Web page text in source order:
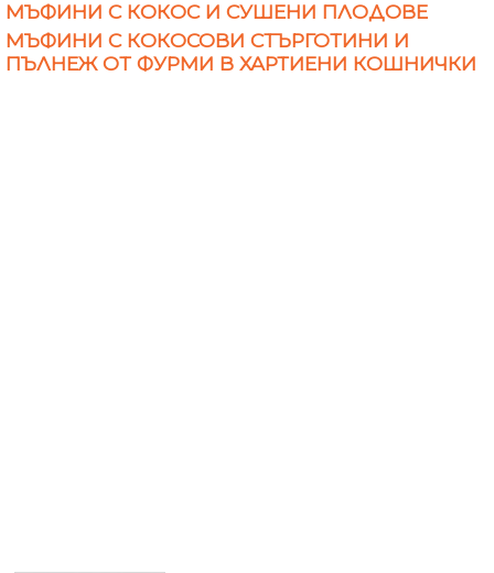
МЪФИНИ С КОКОС И СУШЕНИ ПЛОДОВЕ
МЪФИНИ С КОКОСОВИ СТЪРГОТИНИ И
ПЪЛНЕЖ ОТ ФУРМИ В ХАРТИЕНИ КОШНИЧКИ